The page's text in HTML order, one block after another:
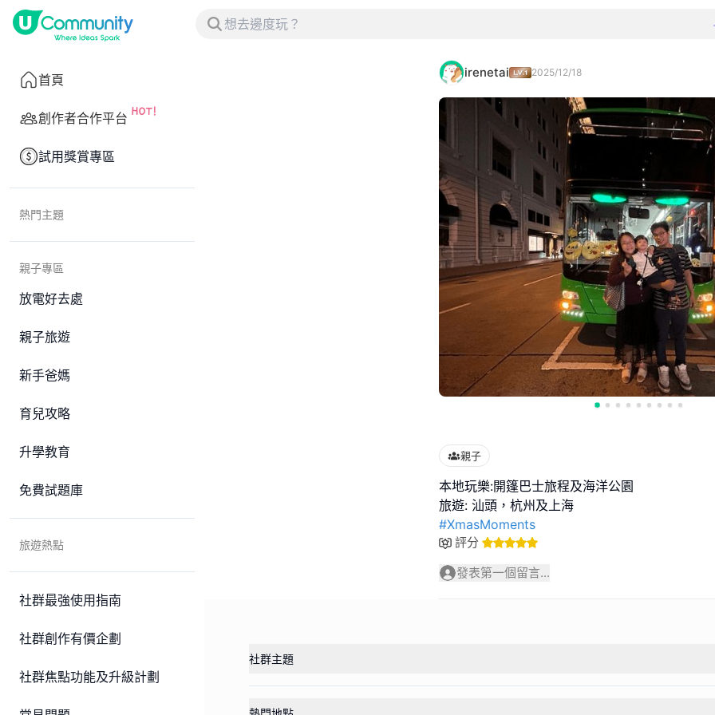
首頁
創作者合作平台
試用獎賞專區
熱門主題
親子專區
放電好去處
親子旅遊
新手爸媽
育兒攻略
升學教育
免費試題庫
旅遊熱點
社群最強使用指南
社群創作有價企劃
社群焦點功能及升級計劃
irenetai 2025/12/18
親子
本地玩樂:開篷巴士旅程及海洋公園
#XmasMoments
評分
發表第一個留言...
社群主題